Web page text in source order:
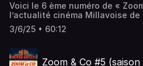
Voici le 6 ème numéro de «
l’actualité cinéma Millavoise
3/6/25 • 60:12
Zoom & Co #5